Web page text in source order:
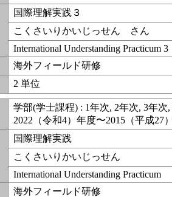
国際理解実践３
こくさいりかいじっせん さん
International Understanding Practicum 3
海外フィールド研修
2 単位
学部(学士課程) : 1年次, 2年次, 3年次
2022（令和4）年度〜2015（平成27
国際理解実践
こくさいりかいじっせん
International Understanding Practicum
海外フィールド研修